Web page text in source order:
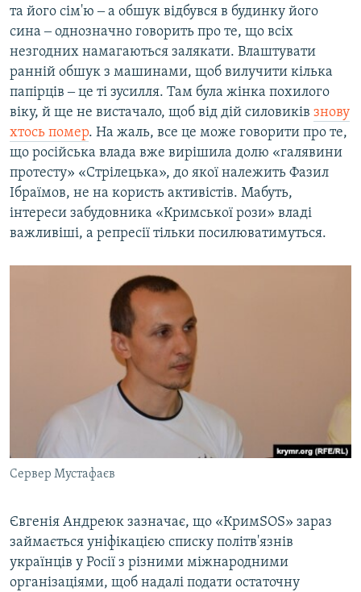
та його сім'ю ‒ а обшук відбувся в будинку його
сина ‒ однозначно говорить про те, що всіх
незгодних намагаються залякати. Влаштувати
ранній обшук з машинами, щоб вилучити кілька
папірців ‒ це ті зусилля. Там була жінка похилого
віку, й ще не вистачало, щоб від дій силовиків знову
хтось помер. На жаль, все це може говорити про те,
що російська влада вже вирішила долю «галявини
протесту» «Стрілецька», до якої належить Фазил
Ібраїмов, не на користь активістів. Мабуть,
інтереси забудовника «Кримської рози» владі
важливіші, а репресії тільки посилюватимуться.
Сервер Мустафаєв
Євгенія Андреюк зазначає, що «КримSOS» зараз
займається уніфікацією списку політв'язнів
українців у Росії з різними міжнародними
організаціями, щоб надалі подати остаточну